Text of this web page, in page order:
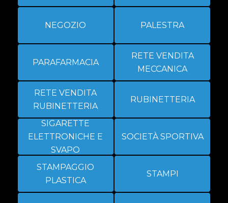
NEGOZIO PALESTRA
PARAFARMACIA
RETE VENDITA
MECCANICA
RETE VENDITA
RUBINETTERIA
RUBINETTERIA
SIGARETTE
ELETTRONICHE E
SVAPO
SOCIETÀ SPORTIVA
STAMPAGGIO
PLASTICA
STAMPI